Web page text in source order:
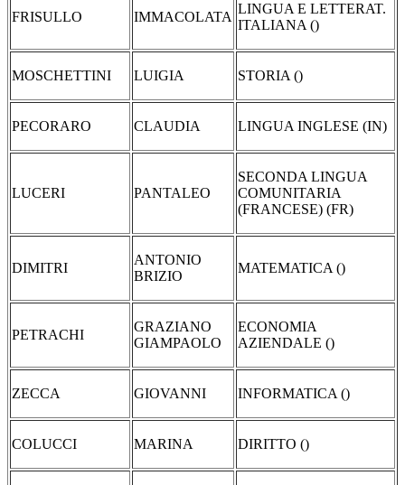
FRISULLO IMMACOLATA
LINGUA E LETTERAT.
ITALIANA ()
MOSCHETTINI LUIGIA STORIA ()
PECORARO CLAUDIA LINGUA INGLESE (IN)
LUCERI PANTALEO
SECONDA LINGUA
COMUNITARIA
(FRANCESE) (FR)
DIMITRI
ANTONIO
BRIZIO
MATEMATICA ()
PETRACHI
GRAZIANO
GIAMPAOLO
ECONOMIA
AZIENDALE ()
ZECCA GIOVANNI INFORMATICA ()
COLUCCI MARINA DIRITTO ()